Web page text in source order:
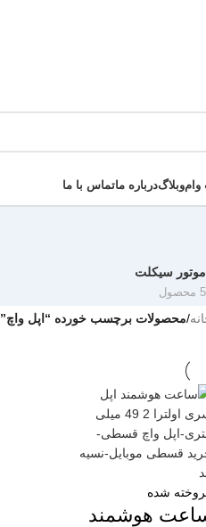
واموبلاگدرباره ماتماس با ما
موتور سیکلت
5 محصول
/محصولات برچسب خورده “اپل واچ”
شده
هوشمند